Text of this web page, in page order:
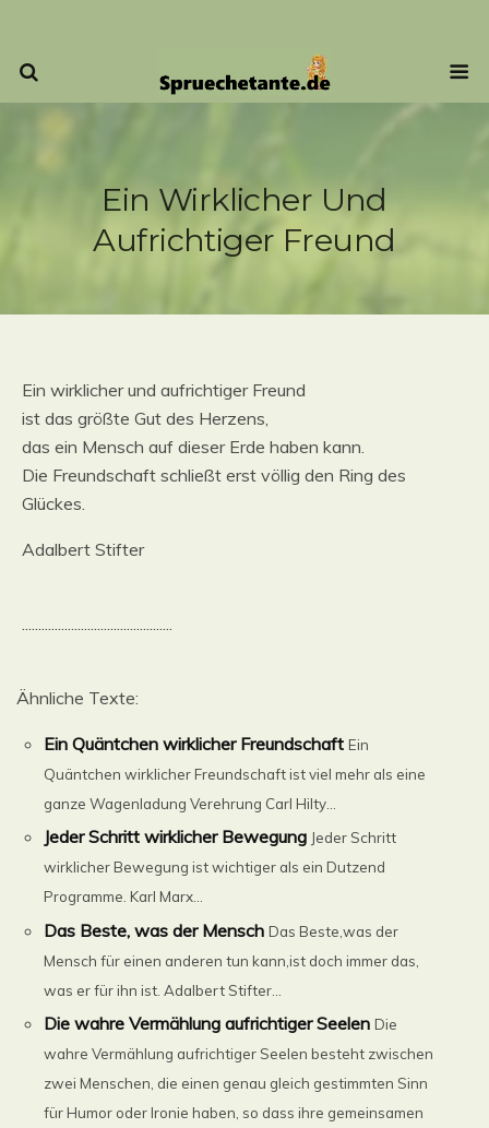
Ein Wirklicher Und
Aufrichtiger Freund
Ein wirklicher und aufrichtiger Freund
ist das größte Gut des Herzens,
das ein Mensch auf dieser Erde haben kann.
Die Freundschaft schließt erst völlig den Ring des
Glückes.
Adalbert Stifter
..............................................
Ähnliche Texte:
Ein Quäntchen wirklicher Freundschaft Ein
Quäntchen wirklicher Freundschaft ist viel mehr als eine
ganze Wagenladung Verehrung Carl Hilty...
Jeder Schritt wirklicher Bewegung Jeder Schritt
wirklicher Bewegung ist wichtiger als ein Dutzend
Programme. Karl Marx...
Das Beste, was der Mensch Das Beste,was der
Mensch für einen anderen tun kann,ist doch immer das,
was er für ihn ist. Adalbert Stifter...
Die wahre Vermählung aufrichtiger Seelen Die
wahre Vermählung aufrichtiger Seelen besteht zwischen
zwei Menschen, die einen genau gleich gestimmten Sinn
für Humor oder Ironie haben, so dass ihre gemeinsamen